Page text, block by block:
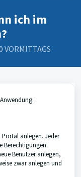
ich im
VORMITTAGS
Anwendung:
anlegen. Jeder
Berechtigungen
Benutzer anlegen,
zwar anlegen und